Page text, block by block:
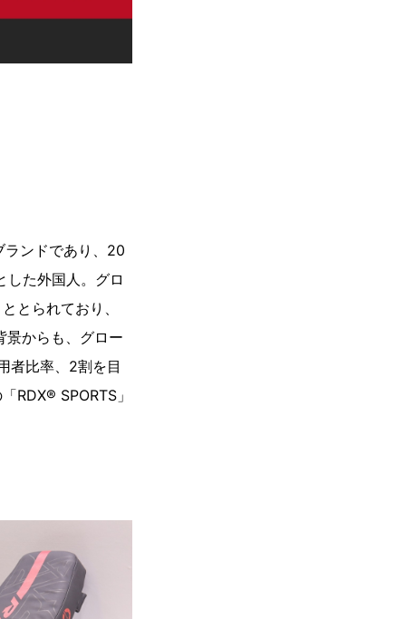
ランドであり、20
した外国人。グロ
とられており、
景からも、グロー
者比率、2割を目
RDX® SPORTS」